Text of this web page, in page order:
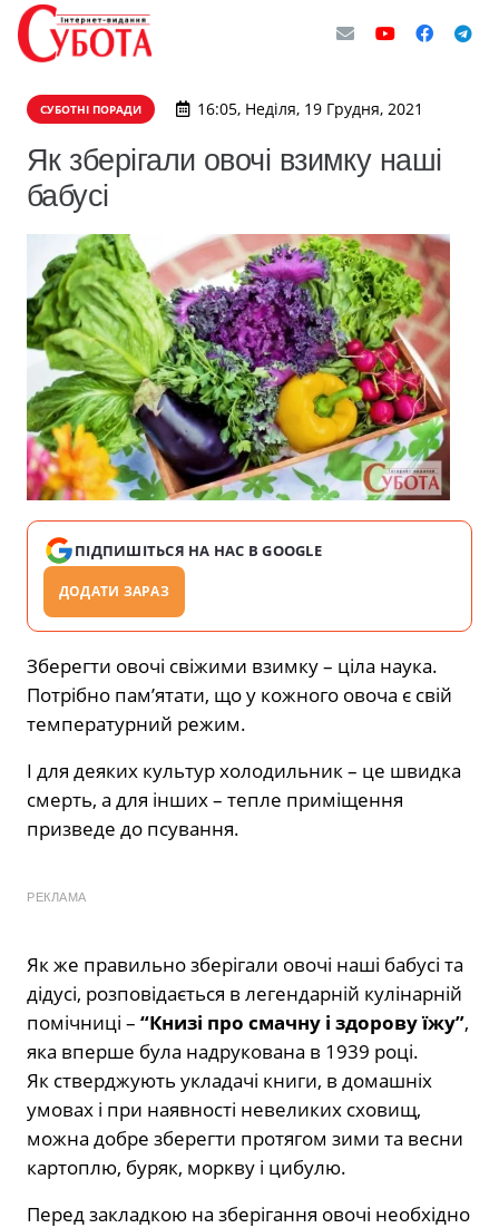
СУБОТНІ ПОРАДИ 16:05, Неділя, 19 Грудня, 2021
Як зберігали овочі взимку наші
бабусі
ПІДПИШІТЬСЯ НА НАС В GOOGLE
ДОДАТИ ЗАРАЗ
Зберегти овочі свіжими взимку – ціла наука.
Потрібно пам’ятати, що у кожного овоча є свій
температурний режим.
І для деяких культур холодильник – це швидка
смерть, а для інших – тепле приміщення
призведе до псування.
РЕКЛАМА
Як же правильно зберігали овочі наші бабусі та
дідусі, розповідається в легендарній кулінарній
помічниці – “Книзі про смачну і здорову їжу”,
яка вперше була надрукована в 1939 році.
Як стверджують укладачі книги, в домашніх
умовах і при наявності невеликих сховищ,
можна добре зберегти протягом зими та весни
картоплю, буряк, моркву і цибулю.
Перед закладкою на зберігання овочі необхідно